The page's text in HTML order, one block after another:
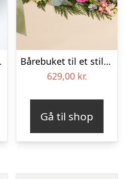
Bårebuket til et stille farvel med bånd
629,00 kr.
Gå til shop